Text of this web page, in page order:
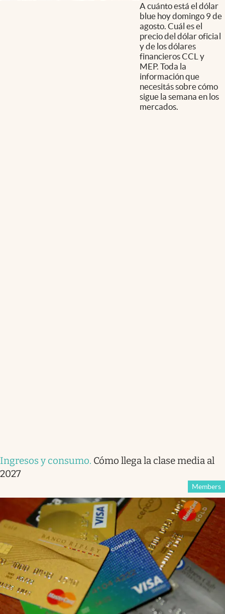
A cuánto está el dólar
blue hoy domingo 9 de
agosto. Cuál es el
precio del dólar oficial
y de los dólares
financieros CCL y
MEP. Toda la
información que
necesitás sobre cómo
sigue la semana en los
mercados.
Ingresos y consumo. Cómo llega la clase media al
2027
Members